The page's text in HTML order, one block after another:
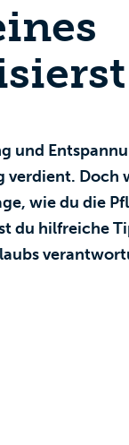
und
verdient. Doch
wie du die
du hilfreiche